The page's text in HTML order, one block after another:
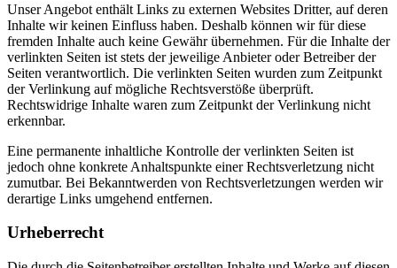
Unser Angebot enthält Links zu externen Websites Dritter, auf deren
Inhalte wir keinen Einfluss haben. Deshalb können wir für diese
fremden Inhalte auch keine Gewähr übernehmen. Für die Inhalte der
verlinkten Seiten ist stets der jeweilige Anbieter oder Betreiber der
Seiten verantwortlich. Die verlinkten Seiten wurden zum Zeitpunkt
der Verlinkung auf mögliche Rechtsverstöße überprüft.
Rechtswidrige Inhalte waren zum Zeitpunkt der Verlinkung nicht
erkennbar.
Eine permanente inhaltliche Kontrolle der verlinkten Seiten ist
jedoch ohne konkrete Anhaltspunkte einer Rechtsverletzung nicht
zumutbar. Bei Bekanntwerden von Rechtsverletzungen werden wir
derartige Links umgehend entfernen.
Urheberrecht